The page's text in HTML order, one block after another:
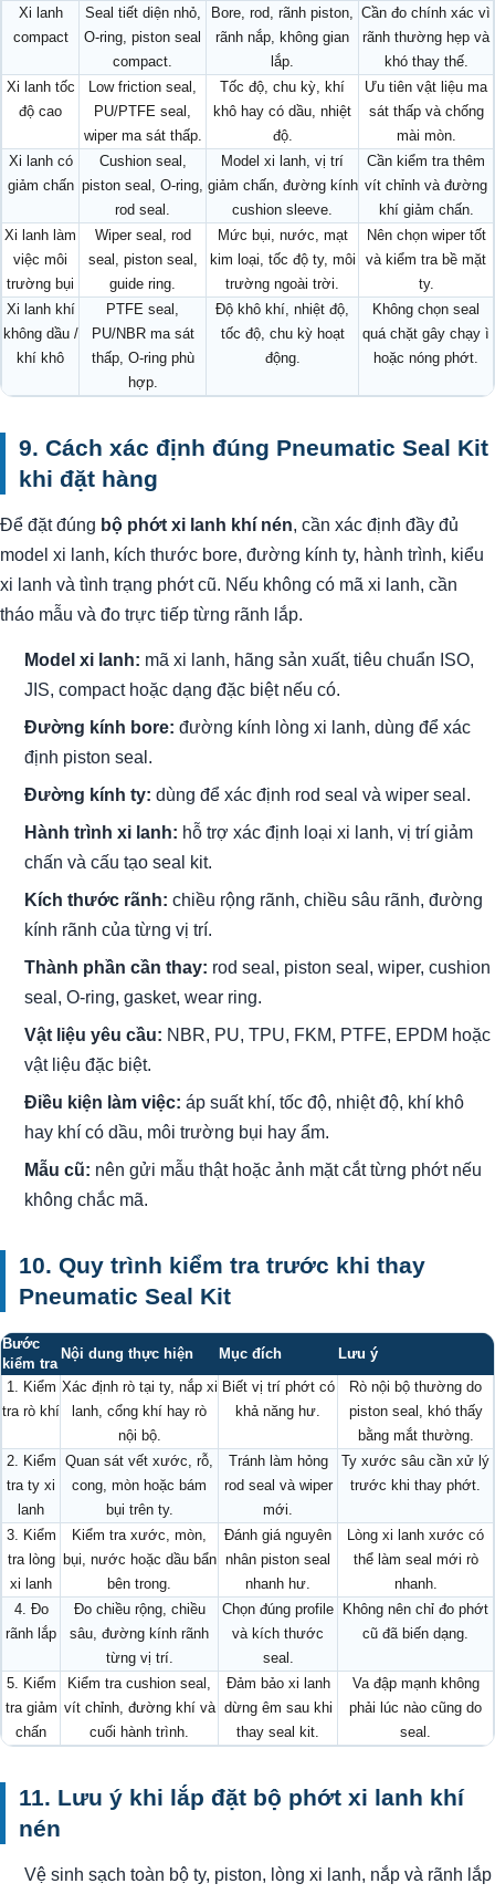
Xi lanh
compact
Seal tiết diện nhỏ,
O-ring, piston seal
compact.
Bore, rod, rãnh piston,
rãnh nắp, không gian
lắp.
Cần đo chính xác vì
rãnh thường hẹp và
khó thay thế.
Xi lanh tốc
độ cao
Low friction seal,
PU/PTFE seal,
wiper ma sát thấp.
Tốc độ, chu kỳ, khí
khô hay có dầu, nhiệt
độ.
Ưu tiên vật liệu ma
sát thấp và chống
mài mòn.
Xi lanh có
giảm chấn
Cushion seal,
piston seal, O-ring,
rod seal.
Model xi lanh, vị trí
giảm chấn, đường kính
cushion sleeve.
Cần kiểm tra thêm
vít chỉnh và đường
khí giảm chấn.
Xi lanh làm
việc môi
trường bụi
Wiper seal, rod
seal, piston seal,
guide ring.
Mức bụi, nước, mạt
kim loại, tốc độ ty, môi
trường ngoài trời.
Nên chọn wiper tốt
và kiểm tra bề mặt
ty.
Xi lanh khí
không dầu /
khí khô
PTFE seal,
PU/NBR ma sát
thấp, O-ring phù
hợp.
Độ khô khí, nhiệt độ,
tốc độ, chu kỳ hoạt
động.
Không chọn seal
quá chặt gây chạy ì
hoặc nóng phớt.
9. Cách xác định đúng Pneumatic Seal Kit
khi đặt hàng
Để đặt đúng bộ phớt xi lanh khí nén, cần xác định đầy đủ
model xi lanh, kích thước bore, đường kính ty, hành trình, kiểu
xi lanh và tình trạng phớt cũ. Nếu không có mã xi lanh, cần
tháo mẫu và đo trực tiếp từng rãnh lắp.
Model xi lanh: mã xi lanh, hãng sản xuất, tiêu chuẩn ISO,
JIS, compact hoặc dạng đặc biệt nếu có.
Đường kính bore: đường kính lòng xi lanh, dùng để xác
định piston seal.
Đường kính ty: dùng để xác định rod seal và wiper seal.
Hành trình xi lanh: hỗ trợ xác định loại xi lanh, vị trí giảm
chấn và cấu tạo seal kit.
Kích thước rãnh: chiều rộng rãnh, chiều sâu rãnh, đường
kính rãnh của từng vị trí.
Thành phần cần thay: rod seal, piston seal, wiper, cushion
seal, O-ring, gasket, wear ring.
Vật liệu yêu cầu: NBR, PU, TPU, FKM, PTFE, EPDM hoặc
vật liệu đặc biệt.
Điều kiện làm việc: áp suất khí, tốc độ, nhiệt độ, khí khô
hay khí có dầu, môi trường bụi hay ẩm.
Mẫu cũ: nên gửi mẫu thật hoặc ảnh mặt cắt từng phớt nếu
không chắc mã.
10. Quy trình kiểm tra trước khi thay
Pneumatic Seal Kit
Bước
kiểm tra
Nội dung thực hiện Mục đích
Lưu ý
1. Kiểm
tra rò khí
Xác định rò tại ty, nắp xi
lanh, cổng khí hay rò
nội bộ.
Biết vị trí phớt có
khả năng hư.
Rò nội bộ thường do
piston seal, khó thấy
bằng mắt thường.
2. Kiểm
tra ty xi
lanh
Quan sát vết xước, rỗ,
cong, mòn hoặc bám
bụi trên ty.
Tránh làm hỏng
rod seal và wiper
mới.
Ty xước sâu cần xử lý
trước khi thay phớt.
3. Kiểm
tra lòng
xi lanh
Kiểm tra xước, mòn,
bụi, nước hoặc dầu bẩn
bên trong.
Đánh giá nguyên
nhân piston seal
nhanh hư.
Lòng xi lanh xước có
thể làm seal mới rò
nhanh.
4. Đo
rãnh lắp
Đo chiều rộng, chiều
sâu, đường kính rãnh
từng vị trí.
Chọn đúng profile
và kích thước
seal.
Không nên chỉ đo phớt
cũ đã biến dạng.
5. Kiểm
tra giảm
chấn
Kiểm tra cushion seal,
vít chỉnh, đường khí và
cuối hành trình.
Đảm bảo xi lanh
dừng êm sau khi
thay seal kit.
Va đập mạnh không
phải lúc nào cũng do
seal.
11. Lưu ý khi lắp đặt bộ phớt xi lanh khí
nén
Vệ sinh sạch toàn bộ ty, piston, lòng xi lanh, nắp và rãnh lắp